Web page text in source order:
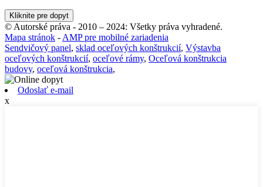
Kliknite pre dopyt
© Autorské práva - 2010 – 2024: Všetky práva vyhradené.
Mapa stránok - AMP pre mobilné zariadenia
Sendvičový panel, sklad oceľových konštrukcií, Výstavba
oceľových konštrukcií, oceľové rámy, Oceľová konštrukcia
budovy, oceľová konštrukcia,
Odoslať e-mail
x